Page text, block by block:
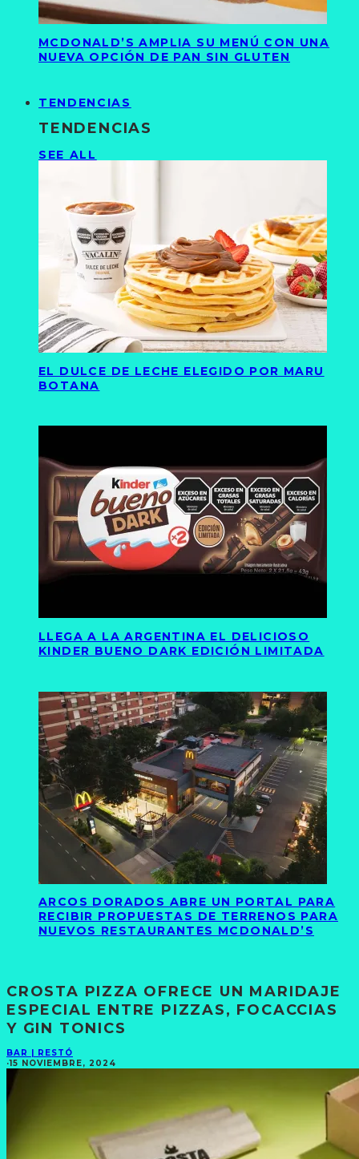
MCDONALD’S AMPLIA SU MENÚ CON UNA
NUEVA OPCIÓN DE PAN SIN GLUTEN
TENDENCIAS
TENDENCIAS
SEE ALL
EL DULCE DE LECHE ELEGIDO POR MARU
BOTANA
LLEGA A LA ARGENTINA EL DELICIOSO
KINDER BUENO DARK EDICIÓN LIMITADA
ARCOS DORADOS ABRE UN PORTAL PARA
RECIBIR PROPUESTAS DE TERRENOS PARA
NUEVOS RESTAURANTES MCDONALD’S
CROSTA PIZZA OFRECE UN MARIDAJE
ESPECIAL ENTRE PIZZAS, FOCACCIAS
Y GIN TONICS
BAR | RESTÓ
·15 NOVIEMBRE, 2024